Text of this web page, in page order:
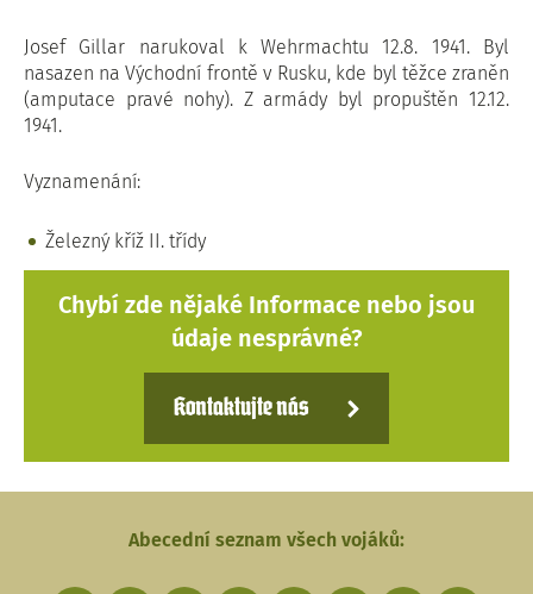
Josef Gillar narukoval k Wehrmachtu 12.8. 1941. Byl
nasazen na Východní frontě v Rusku, kde byl těžce zraněn
(amputace pravé nohy). Z armády byl propuštěn 12.12.
1941.
Vyznamenání:
Železný kříž II. třídy
Chybí zde nějaké Informace nebo jsou
údaje nesprávné?
Kontaktujte nás
Abecední seznam všech vojáků: